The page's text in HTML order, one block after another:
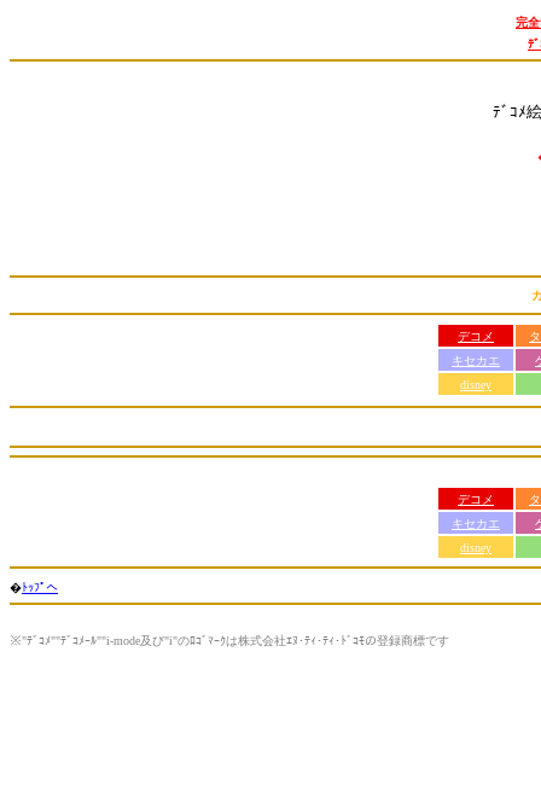
完
ﾃ
ﾃﾞｺﾒ
デコメ
キセカエ
disney
デコメ
キセカエ
disney
�ﾄｯﾌﾟへ
※"ﾃﾞｺﾒ""ﾃﾞｺﾒｰﾙ""i-mode及び"i"のﾛｺﾞﾏｰｸは株式会社ｴﾇ･ﾃｨ･ﾃｨ･ﾄﾞｺﾓの登録商標です